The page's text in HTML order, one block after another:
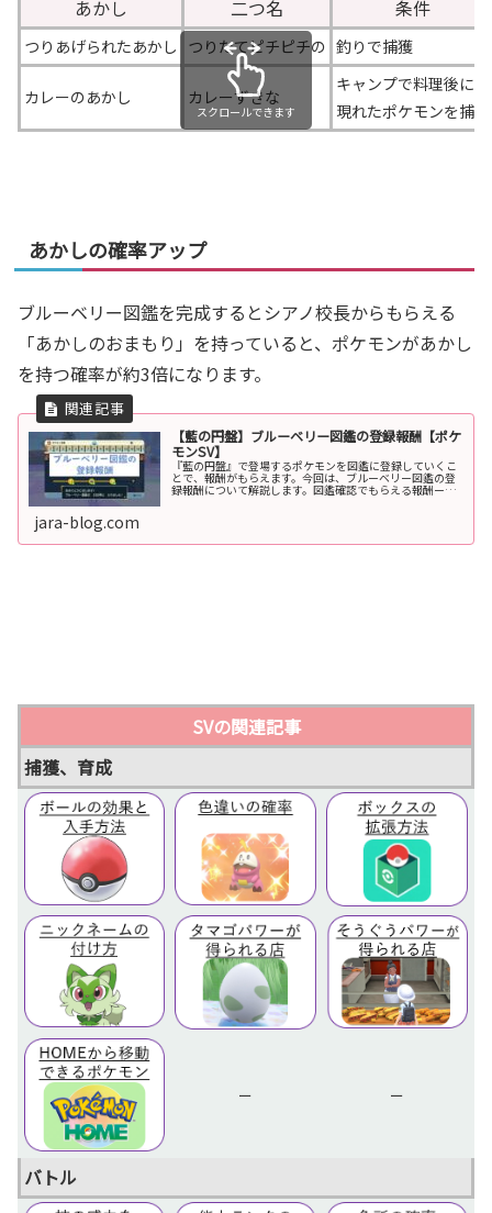
あかし 二つ名 条件
つりあげられたあかし つりたてピチピチの 釣りで捕獲
カレーのあかし カレーずきな
キャンプで料理後に
現れたポケモンを捕獲
スクロールできます
あかしの確率アップ
ブルーベリー図鑑を完成するとシアノ校長からもらえる
「あかしのおまもり」を持っていると、ポケモンがあかし
を持つ確率が約3倍になります。
【藍の円盤】ブルーベリー図鑑の登録報酬【ポケ
モンSV】
『藍の円盤』で登場するポケモンを図鑑に登録していくこ
とで、報酬がもらえます。今回は、ブルーベリー図鑑の登
録報酬について解説します。図鑑確認でもらえる報酬ーボ
jara-blog.com
SVの関連記事
捕獲、育成
ー ー
バトル